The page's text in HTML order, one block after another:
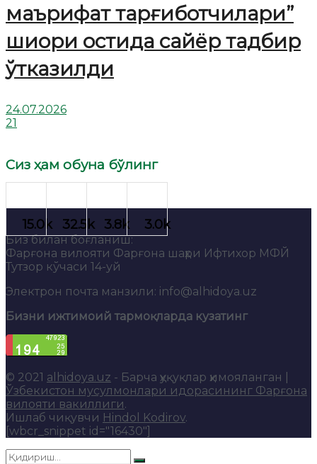
маърифат тарғиботчилари”
шиори остида сайёр тадбир
ўтказилди
24.07.2026
21
Сиз ҳам обуна бўлинг
Биз билан боғланиш:
Фарғона вилояти Фарғона шаҳри Ифтихор МФЙ
Тутзор кўчаси 14-уй
Электрон почта манзили: info@alhidoya.uz
Бизни ижтимоий тармоқларда кузатинг
© 2021 alhidoya.uz - Барча ҳуқуқлар ҳимояланган |
Ўзбекистон мусулмонлари идорасининг Фарғона
вилояти вакиллиги.
Ишлаб чиқувчи Hindol Kodirov.
[wbcr_snippet id="16430"]